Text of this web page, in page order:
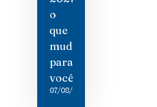
o
que
mudou
para
você
07/08/2026